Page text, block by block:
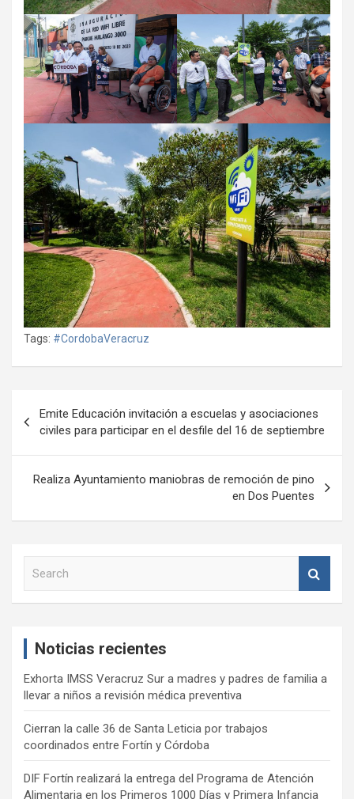
Tags: #CordobaVeracruz
de
entradas
Emite Educación invitación a escuelas y asociaciones
civiles para participar en el desfile del 16 de septiembre
Realiza Ayuntamiento maniobras de remoción de pino
en Dos Puentes
Noticias recientes
Exhorta IMSS Veracruz Sur a madres y padres de familia a
llevar a niños a revisión médica preventiva
Cierran la calle 36 de Santa Leticia por trabajos
coordinados entre Fortín y Córdoba
DIF Fortín realizará la entrega del Programa de Atención
Alimentaria en los Primeros 1000 Días y Primera Infancia